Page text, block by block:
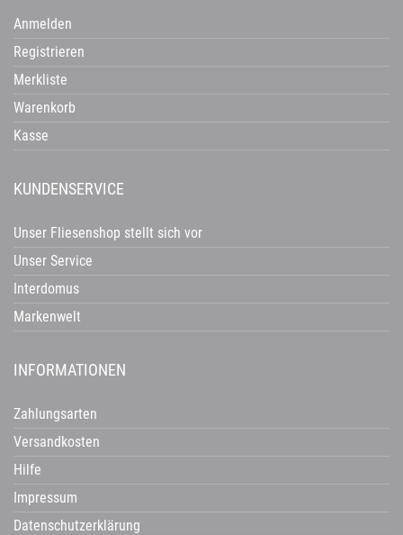
Anmelden
Registrieren
Merkliste
Warenkorb
Kasse
KUNDENSERVICE
Unser Fliesenshop stellt sich vor
Unser Service
Interdomus
Markenwelt
INFORMATIONEN
Zahlungsarten
Versandkosten
Hilfe
Impressum
Datenschutzerklärung